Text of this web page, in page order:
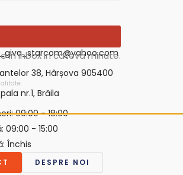
38, Hârșova 905400
nr.1, Brăila
09:00 - 18:00
09:00 - 15:00
Închis
DESPRE NOI
in inbox in cateva minute.